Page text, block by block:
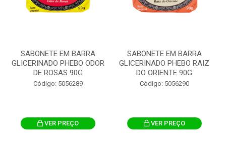
SABONETE EM BARRA
GLICERINADO PHEBO ODOR
DE ROSAS 90G
Código: 5056289
VER PREÇO
SABONETE EM BARRA
GLICERINADO PHEBO RAIZ
DO ORIENTE 90G
Código: 5056290
VER PREÇO